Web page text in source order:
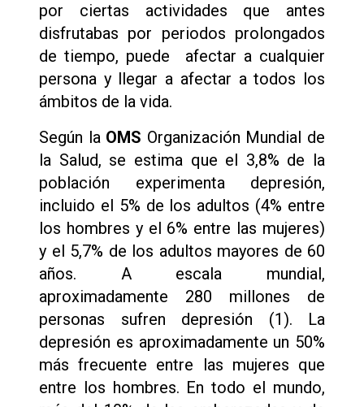
por ciertas actividades que antes
disfrutabas por periodos prolongados
de tiempo, puede afectar a cualquier
persona y llegar a afectar a todos los
ámbitos de la vida.
Según la OMS Organización Mundial de
la Salud, se estima que el 3,8% de la
población experimenta depresión,
incluido el 5% de los adultos (4% entre
los hombres y el 6% entre las mujeres)
y el 5,7% de los adultos mayores de 60
años. A escala mundial,
aproximadamente 280 millones de
personas sufren depresión (1). La
depresión es aproximadamente un 50%
más frecuente entre las mujeres que
entre los hombres. En todo el mundo,